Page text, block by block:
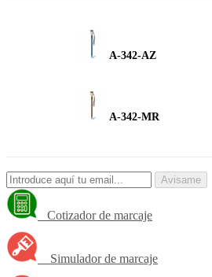
A-342-AZ
A-342-MR
Avisame
Cotizador de marcaje
Simulador de marcaje